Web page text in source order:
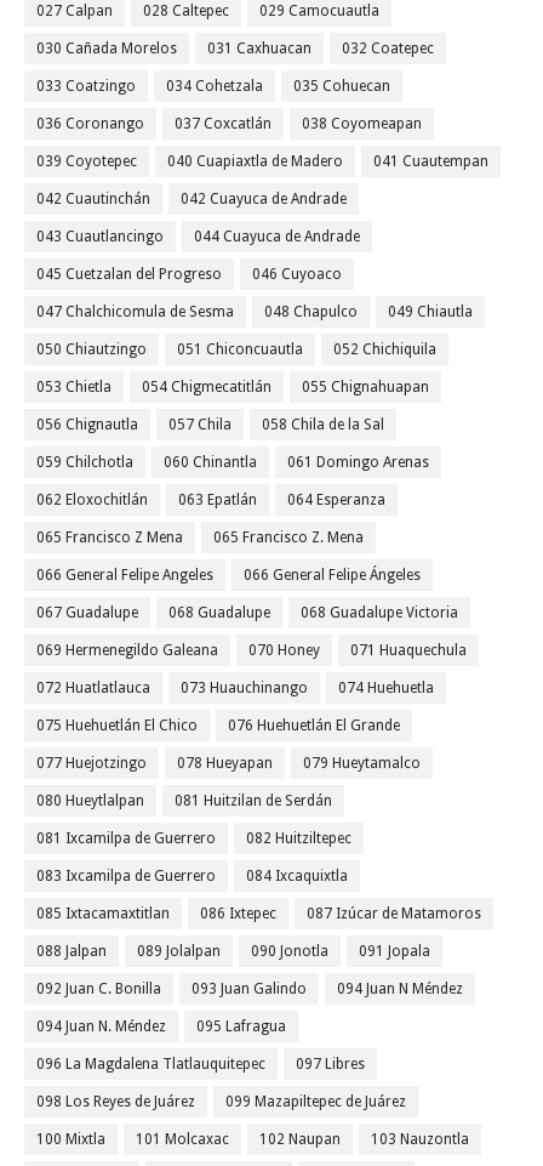
027 Calpan 028 Caltepec 029 Camocuautla
030 Cañada Morelos 031 Caxhuacan 032 Coatepec
033 Coatzingo 034 Cohetzala 035 Cohuecan
036 Coronango 037 Coxcatlán 038 Coyomeapan
039 Coyotepec 040 Cuapiaxtla de Madero 041 Cuautempan
042 Cuautinchán 042 Cuayuca de Andrade
043 Cuautlancingo 044 Cuayuca de Andrade
045 Cuetzalan del Progreso 046 Cuyoaco
047 Chalchicomula de Sesma 048 Chapulco 049 Chiautla
050 Chiautzingo 051 Chiconcuautla 052 Chichiquila
053 Chietla 054 Chigmecatitlán 055 Chignahuapan
056 Chignautla 057 Chila 058 Chila de la Sal
059 Chilchotla 060 Chinantla 061 Domingo Arenas
062 Eloxochitlán 063 Epatlán 064 Esperanza
065 Francisco Z Mena 065 Francisco Z. Mena
066 General Felipe Angeles 066 General Felipe Ángeles
067 Guadalupe 068 Guadalupe 068 Guadalupe Victoria
069 Hermenegildo Galeana 070 Honey 071 Huaquechula
072 Huatlatlauca 073 Huauchinango 074 Huehuetla
075 Huehuetlán El Chico 076 Huehuetlán El Grande
077 Huejotzingo 078 Hueyapan 079 Hueytamalco
080 Hueytlalpan 081 Huitzilan de Serdán
081 Ixcamilpa de Guerrero 082 Huitziltepec
083 Ixcamilpa de Guerrero 084 Ixcaquixtla
085 Ixtacamaxtitlan 086 Ixtepec 087 Izúcar de Matamoros
088 Jalpan 089 Jolalpan 090 Jonotla 091 Jopala
092 Juan C. Bonilla 093 Juan Galindo 094 Juan N Méndez
094 Juan N. Méndez 095 Lafragua
096 La Magdalena Tlatlauquitepec 097 Libres
098 Los Reyes de Juárez 099 Mazapiltepec de Juárez
100 Mixtla 101 Molcaxac 102 Naupan 103 Nauzontla